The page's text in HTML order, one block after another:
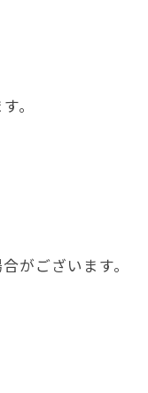
。
がございます。